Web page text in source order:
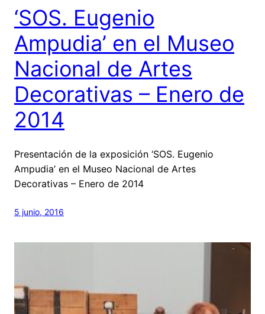
‘SOS. Eugenio
Ampudia’ en el Museo
Nacional de Artes
Decorativas – Enero de
2014
Presentación de la exposición ‘SOS. Eugenio
Ampudia’ en el Museo Nacional de Artes
Decorativas – Enero de 2014
5 junio, 2016